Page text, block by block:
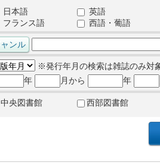
日本語
英語
フランス語
西語・葡語
※発行年月の検索は雑誌のみ対
年
月から 年
中央図書館 西部図書館